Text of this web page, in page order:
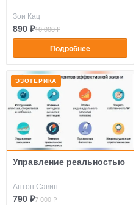
Зои Кац
890 ₽10 000 ₽
Подробнее
ЭЗОТЕРИКА
Управление реальностью
Антон Савин
790 ₽7 000 ₽